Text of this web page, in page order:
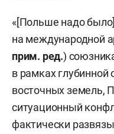
«[Польше надо
на международной
прим. ред.)
в рамках глубинной
восточных земель,
ситуационный
фактически